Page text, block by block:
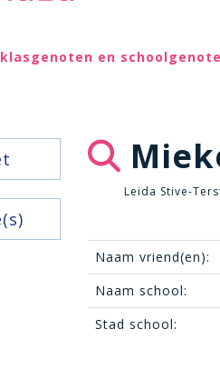
en
Leida Stive-
Naam vriend(en):
Naam school:
Stad school: